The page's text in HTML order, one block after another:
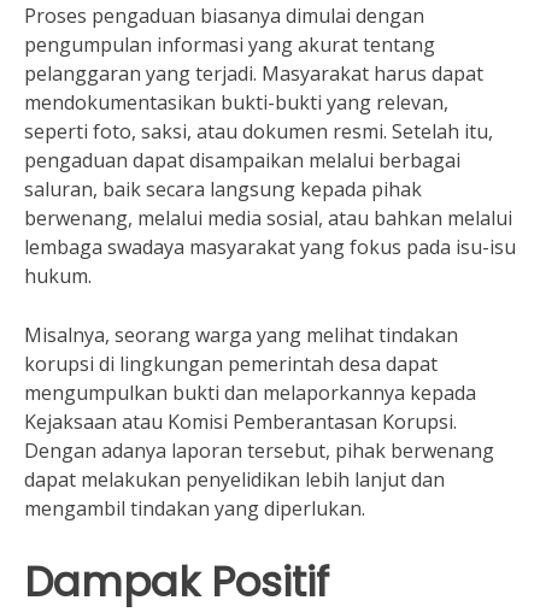
Proses pengaduan biasanya dimulai dengan
pengumpulan informasi yang akurat tentang
pelanggaran yang terjadi. Masyarakat harus dapat
mendokumentasikan bukti-bukti yang relevan,
seperti foto, saksi, atau dokumen resmi. Setelah itu,
pengaduan dapat disampaikan melalui berbagai
saluran, baik secara langsung kepada pihak
berwenang, melalui media sosial, atau bahkan melalui
lembaga swadaya masyarakat yang fokus pada isu-isu
hukum.
Misalnya, seorang warga yang melihat tindakan
korupsi di lingkungan pemerintah desa dapat
mengumpulkan bukti dan melaporkannya kepada
Kejaksaan atau Komisi Pemberantasan Korupsi.
Dengan adanya laporan tersebut, pihak berwenang
dapat melakukan penyelidikan lebih lanjut dan
mengambil tindakan yang diperlukan.
Dampak Positif